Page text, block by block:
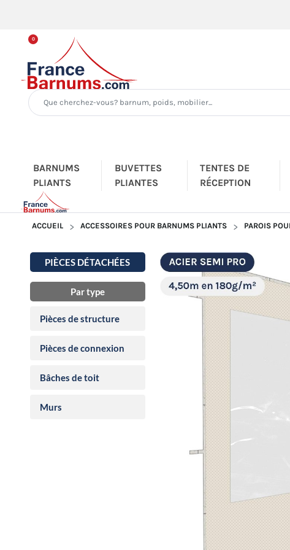
0
BARNUMS
PLIANTS
BUVETTES
PLIANTES
TENTES DE
RÉCEPTION
ACCUEIL ACCESSOIRES POUR BARNUMS PLIANTS PAROIS
PIÈCES DÉTACHÉES
Par type
Pièces de structure
Pièces de connexion
Bâches de toit
Murs